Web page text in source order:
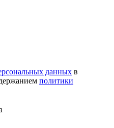
данных в
политики